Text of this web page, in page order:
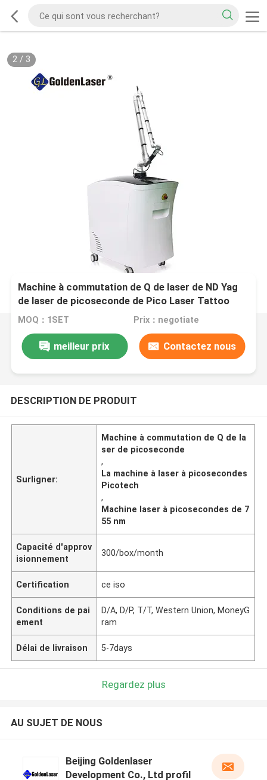
2/ 3
Machine à commutation de Q de laser de ND Yag
de laser de picoseconde de Pico Laser Tattoo
Removal Picotech 755nm
MOQ：1SET Prix：negotiate
meilleur prix Contactez nous
DESCRIPTION DE PRODUIT
Surligner:
Machine à commutation de Q de la
ser de picoseconde
,
La machine à laser à picosecondes
Picotech
,
Machine laser à picosecondes de 7
55 nm
Capacité d'approv
isionnement
300/box/month
Certification ce iso
Conditions de pai
ement
D/A, D/P, T/T, Western Union, MoneyG
ram
Délai de livraison 5-7days
Regardez plus
AU SUJET DE NOUS
Beijing Goldenlaser
Development Co., Ltd profil